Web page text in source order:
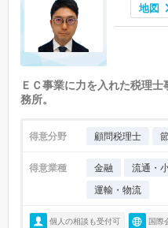
地図
ＥＣ事業に力を入れた税理
務所。
得意分野 顧問税理士
得意業種 金融 流通・
運輸・物流
個人の相談も受付可 国際